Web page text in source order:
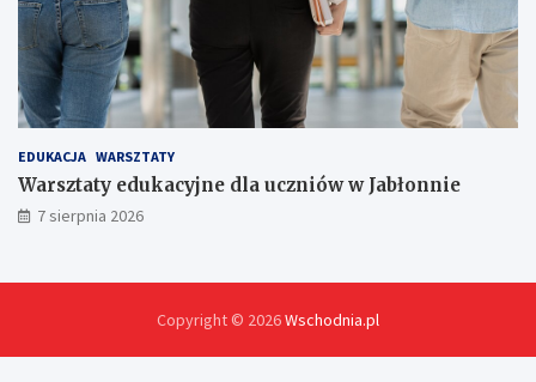
EDUKACJA WARSZTATY
Warsztaty edukacyjne dla uczniów w Jabłonnie
7 sierpnia 2026
Copyright © 2026Wschodnia.pl